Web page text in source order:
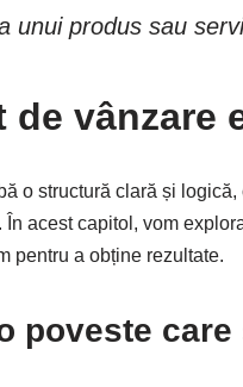
unui produs sau
vânzare
o structură clară și
acest capitol, vom
pentru a obține rezultate.
poveste